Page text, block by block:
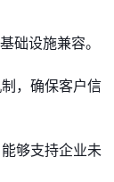
础设施兼容。
，确保客户信
够支持企业未